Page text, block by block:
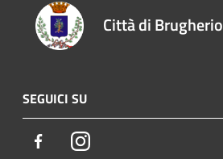
Città di Brugherio
SEGUICI SU
FacebookInstagram